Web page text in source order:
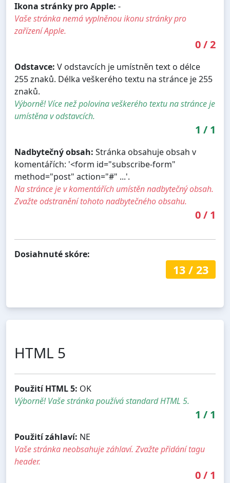
Ikona stránky pro Apple: -
Vaše stránka nemá vyplněnou ikonu stránky pro
zařízení Apple.
0/2
Odstavce: V odstavcích je umístněn text o délce
255 znaků. Délka veškerého textu na stránce je 255
znaků.
Výborně! Více než polovina veškerého textu na stránce je
umístěna v odstavcích.
1 / 1
Nadbytečný obsah: Stránka obsahuje obsah v
komentářích: '<form id="subscribe-form"
method="post" action="#" ...'.
Na stránce je v komentářích umístěn nadbytečný obsah.
Zvažte odstranění tohoto nadbytečného obsahu.
0/ 1
Dosiahnuté skóre:
13/ 23
HTML 5
Použití HTML 5: OK
Výborně! Vaše stránka používá standard HTML 5.
1 / 1
Použití záhlaví: NE
Vaše stránka neobsahuje záhlaví. Zvažte přidání tagu
header.
0/ 1